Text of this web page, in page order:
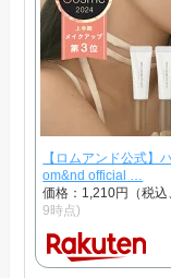
【ロムアンド公式】
om&nd official …
価格：1,210円（税
9時点)